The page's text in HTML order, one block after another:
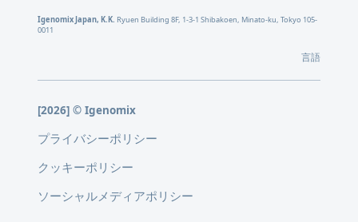
Igenomix Japan, K.K. Ryuen Building 8F, 1-3-1 Shibakoen, Minato-ku, Tokyo 105-
0011
言語
[2026] © Igenomix
プライバシーポリシー
クッキーポリシー
ソーシャルメディアポリシー